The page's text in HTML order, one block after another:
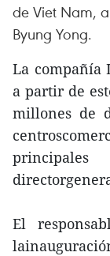
de Viet Nam,
Byung Yong.
La compañía
a partir de
millones de
El